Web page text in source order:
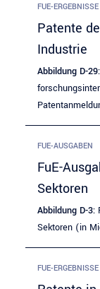
FUE-ERGEBNISSE
Patente
Industrie
Abbildung D-29:
FUE-AUSGABEN
FuE-
Sektoren
Abbildung D-3:
Sektoren (in
FUE-ERGEBNISSE